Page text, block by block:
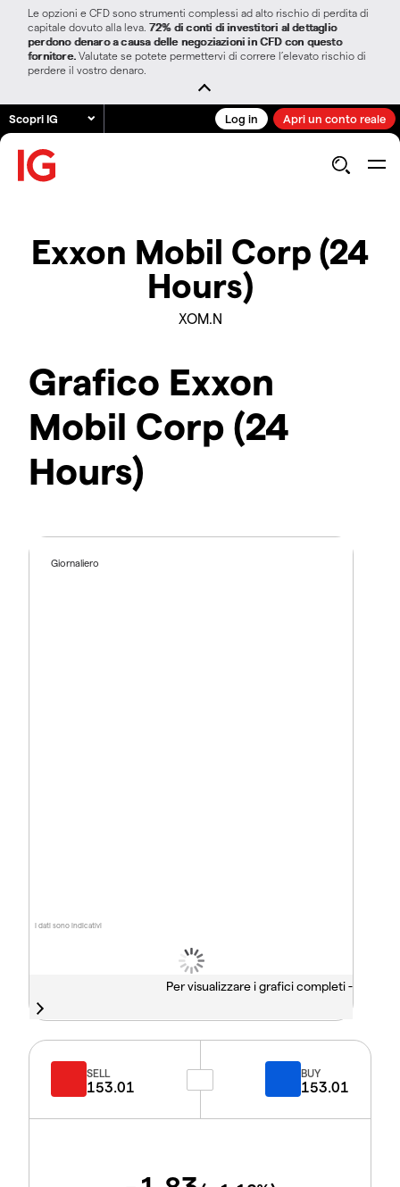
Le opzioni e CFD sono strumenti complessi ad alto rischio di perdita di
capitale dovuto alla leva. 72% di conti di investitori al dettaglio
perdono denaro a causa delle negoziazioni in CFD con questo
fornitore. Valutate se potete permettervi di correre l’elevato rischio di
perdere il vostro denaro.
Scopri IG Log in Apri un conto reale
Exxon Mobil Corp (24
Hours)
XOM.N
Grafico Exxon
Mobil Corp (24
Hours)
I dati sono indicativi
Giornaliero
Per visualizzare i grafici completi -
SELL
153.01
BUY
153.01